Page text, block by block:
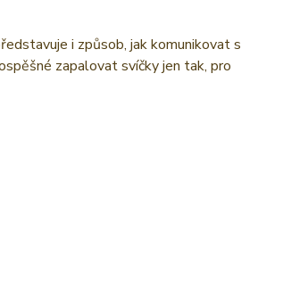
i způsob, jak komunikovat s
zapalovat svíčky jen tak, pro